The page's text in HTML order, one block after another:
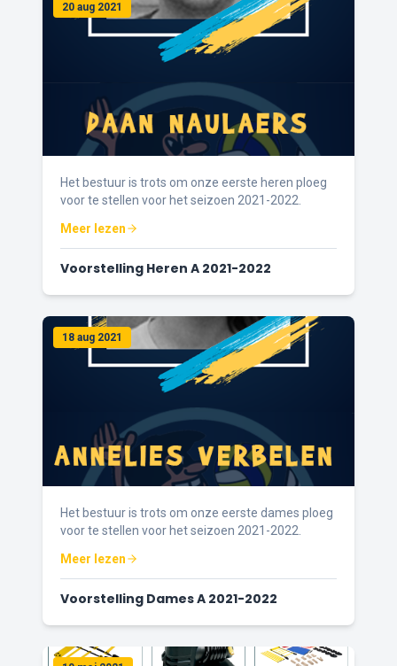
20 aug 2021
Het bestuur is trots om onze eerste heren ploeg
voor te stellen voor het seizoen 2021-2022.
Meer lezen
Voorstelling Heren A 2021-2022
18 aug 2021
Het bestuur is trots om onze eerste dames ploeg
voor te stellen voor het seizoen 2021-2022.
Meer lezen
Voorstelling Dames A 2021-2022